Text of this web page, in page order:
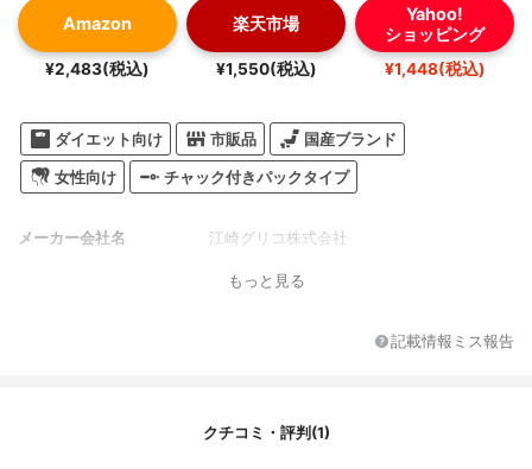
Amazon
¥2,483(税込)
楽天市場
¥1,550(税込)
Yahoo!
ショッピング
¥1,448(税込)
ダイエット向け 市販品 国産ブランド
女性向け チャック付きパックタイプ
メーカー会社名 江崎グリコ株式会社
もっと見る
記載情報ミス報告
クチコミ・評判(1)